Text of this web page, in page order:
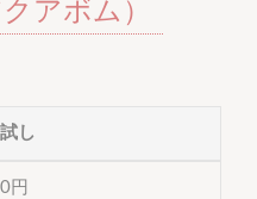
アボム）
し
円